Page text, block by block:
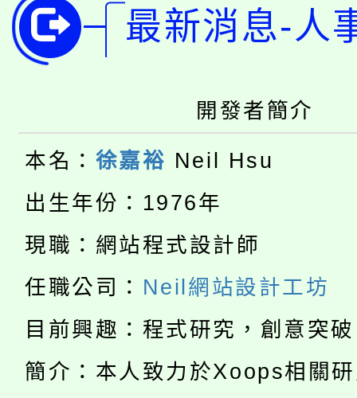
代理(課)教師甄選結果(
公告本校115學年度第
代理(課)教師甄選結果(
轉知中國文化大學推廣
《TA101》溝通分析基
程，歡迎學生輔導中心
心理、諮商輔導、社會
系所師生報名參加。
轉知苗栗縣政府辦理
縣市「校園短影音徵選
門員」簡章及活動海報
踴躍報名參加。
桃園市115學年度學生
要點
「桃園市補助參觀特色
展演活動實施計畫」
115年度「教育部表揚
義教育推展貢獻獎」
公告本校115學年度第
代理(課)教師甄選結果(
「2026金融保險知識
車」活動
桃園市115學年度學生
生本土語及新住民語歌
公告本校115學年度第
最新消息-人
開發者簡介
本名： 徐嘉裕 Neil Hsu
出生年份：1976年
現職：網站程式設計師
任職公司： Neil網站設計工坊
目前興趣：程式研究，創意突
簡介：本人致力於Xoops相關